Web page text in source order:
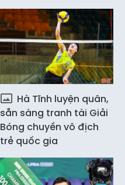
Hà Tĩnh luyện quân,
sẵn sàng tranh tài Giải
Bóng chuyền vô địch
trẻ quốc gia